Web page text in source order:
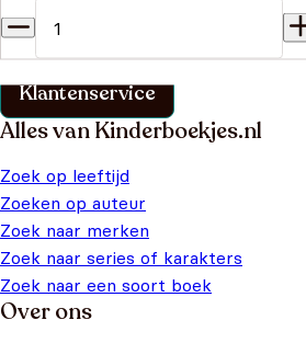
Vind binnen no-time antwoord op je
klantenservice pagina.
Klantenservice
Alles van Kinderboekjes.nl
Zoek op leeftijd
Zoeken op auteur
Zoek naar merken
Zoek naar series of karakters
Zoek naar een soort boek
Over ons